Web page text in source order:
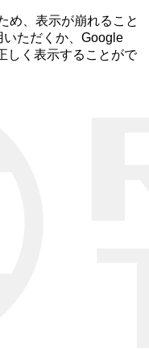
め、表示が崩れること
ただくか、Google
しく表示することがで